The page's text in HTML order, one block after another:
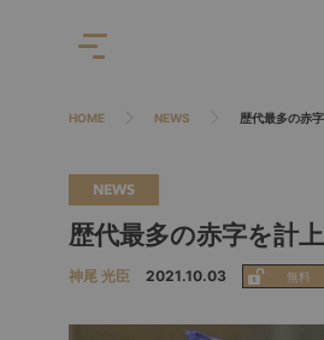
HOME NEWS 歴代最多の赤
NEWS
歴代最多の赤字を計
神尾 光臣 2021.10.03